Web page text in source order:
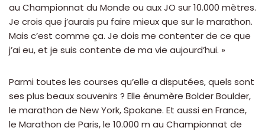
au Championnat du Monde ou aux JO sur 10.000 mètres.
Je crois que j’aurais pu faire mieux que sur le marathon.
Mais c’est comme ça. Je dois me contenter de ce que
j’ai eu, et je suis contente de ma vie aujourd’hui. »
Parmi toutes les courses qu’elle a disputées, quels sont
ses plus beaux souvenirs ? Elle énumère Bolder Boulder,
le marathon de New York, Spokane. Et aussi en France,
le Marathon de Paris, le 10.000 m au Championnat de